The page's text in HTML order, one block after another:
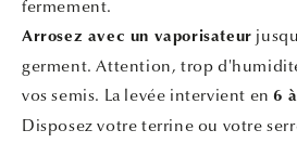
fermement.
Arrosez avec un vaporisateur
germent. Attention, trop
vos semis. La levée intervient en6
Disposez votre terrine ou votre